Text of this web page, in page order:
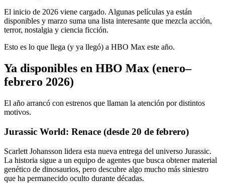
El inicio de 2026 viene cargado. Algunas películas ya están
disponibles y marzo suma una lista interesante que mezcla acción,
terror, nostalgia y ciencia ficción.
Esto es lo que llega (y ya llegó) a HBO Max este año.
Ya disponibles en HBO Max (enero–
febrero 2026)
El año arrancó con estrenos que llaman la atención por distintos
motivos.
Jurassic World: Renace (desde 20 de febrero)
Scarlett Johansson lidera esta nueva entrega del universo Jurassic.
La historia sigue a un equipo de agentes que busca obtener material
genético de dinosaurios, pero descubre algo mucho más siniestro
que ha permanecido oculto durante décadas.